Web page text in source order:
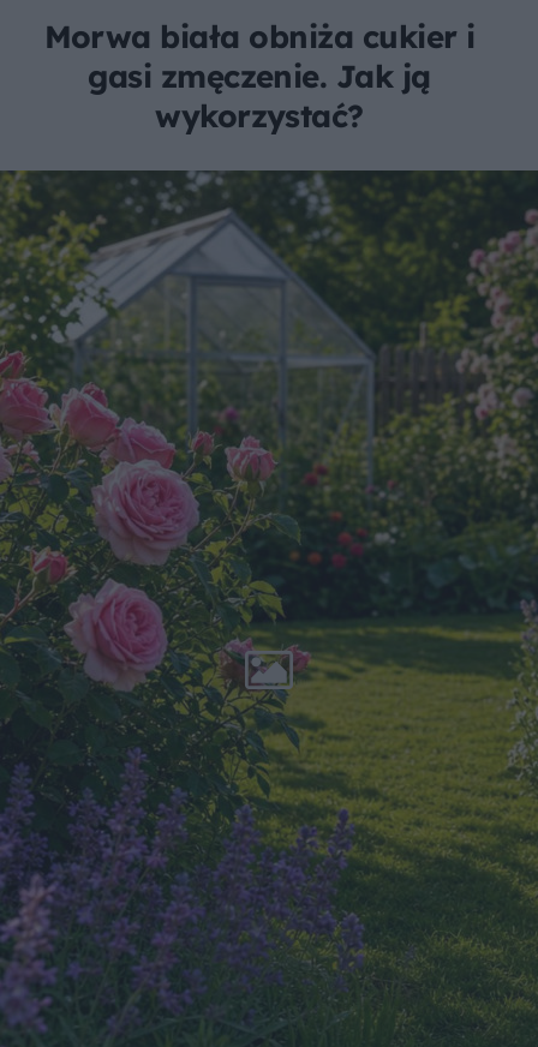
Morwa biała obniża cukier i
gasi zmęczenie. Jak ją
wykorzystać?